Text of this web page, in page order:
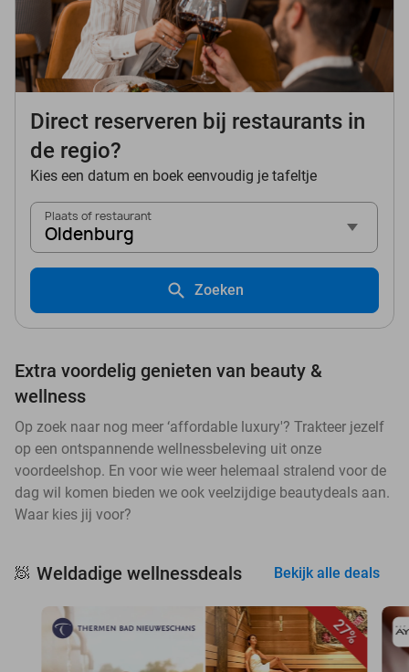
Direct reserveren bij restaurants in
de regio?
Kies een datum en boek eenvoudig je tafeltje
Plaats of restaurant
Oldenburg
Zoeken
Extra voordelig genieten van beauty &
wellness
Op zoek naar nog meer ‘affordable luxury'? Trakteer jezelf
op een ontspannende wellnessbeleving uit onze
voordeelshop. En voor wie weer helemaal stralend voor de
dag wil komen bieden we ook veelzijdige beautydeals aan.
Waar kies jij voor?
🧖 Weldadige wellnessdeals Bekijk alle deals
27%